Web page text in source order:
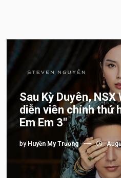
Sau Kỳ Duyên, NSX
diễn viên chính thứ
Em Em 3″
by Huyền My Trương